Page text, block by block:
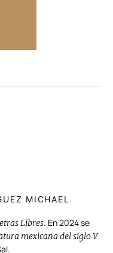
MICHAEL
Libres. En 2024 se
mexicana del siglo V